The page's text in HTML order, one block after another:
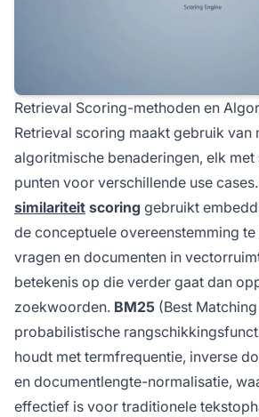
Retrieval Scoring-methoden en
Retrieval scoring maakt gebruik van
algoritmische benaderingen, elk
punten voor verschillende use cases.
similariteit scoring gebruikt
de conceptuele overeenstemming te
vragen en documenten in
betekenis op die verder gaat dan
zoekwoorden. BM25 (Best
probabilistische
houdt met termfrequentie, inverse
en documentlengte-normalisatie,
effectief is voor traditionele